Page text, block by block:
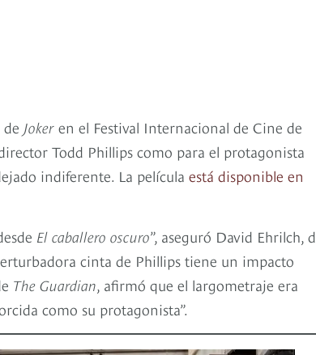
Joker en el Festival Internacional de Cine de
Todd Phillips como para el protagonista
indiferente. La película está disponible en
El caballero oscuro”, aseguró David Ehrilch,
cinta de Phillips tiene un impacto
The Guardian, afirmó que el largometraje era
como su protagonista”.